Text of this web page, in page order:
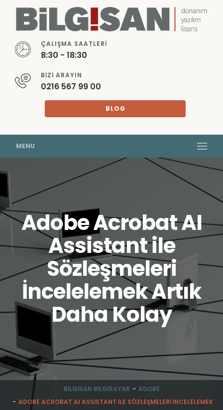
ÇALIŞMA SAATLERI
8:30 - 18:30
BIZI ARAYIN
0216 567 99 00
BLOG
MENU
Adobe Acrobat AI
Assistant ile
Sözleşmeleri
İncelelemek Artık
Daha Kolay
BILGISAN BILGISAYAR
ADOBE
ADOBE ACROBAT AI ASSISTANT ILE SÖZLEŞMELERI İNCELELEMEK